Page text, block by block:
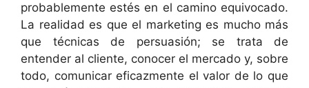
probablemente estés en el camino equivocado.
La realidad es que el marketing es mucho más
que técnicas de persuasión; se trata de
entender al cliente, conocer el mercado y, sobre
todo, comunicar eficazmente el valor de lo que